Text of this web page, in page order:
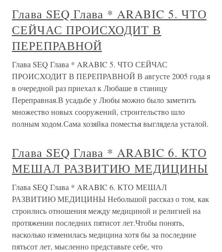
Глава SEQ Глава * ARABIC 5. ЧТО
СЕЙЧАС ПРОИСХОДИТ В
ПЕРЕПРАВНОЙ
Глава SEQ Глава * ARABIC 5. ЧТО СЕЙЧАС
ПРОИСХОДИТ В ПЕРЕПРАВНОЙ В августе 2005 года я
в очередной раз приехал к Любаше в станицу
Переправная.В усадьбе у Любы можно было заметить
множество новых сооружений, строительство шло
полным ходом.Сама хозяйка поместья выглядела усталой.
Глава SEQ Глава * ARABIC 6. КТО
МЕШАЛ РАЗВИТИЮ МЕДИЦИНЫ
Глава SEQ Глава * ARABIC 6. КТО МЕШАЛ
РАЗВИТИЮ МЕДИЦИНЫ Небольшой рассказ о том, как
строились отношения между медициной и религией на
протяжении последних пятисот лет.Чтобы понять,
насколько изменилась медицина хотя бы за последние
пятьсот лет, мысленно представьте себе, что